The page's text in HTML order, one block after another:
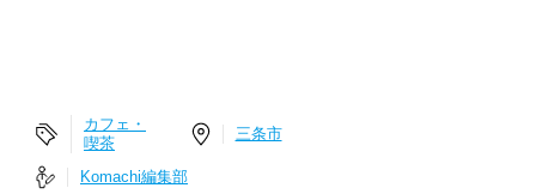
カフェ・
喫茶
三条市
Komachi編集部